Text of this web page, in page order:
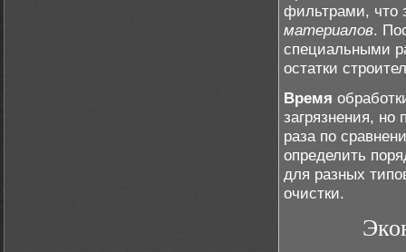
фильтрами, что
материалов.
специальными
остатки
Время
загрязнения,
раза по
определить
для разных
очистки.